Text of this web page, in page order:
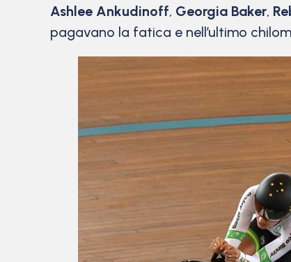
Ashlee Ankudinoff, Georgia Baker,
pagavano la fatica e nell’ultimo